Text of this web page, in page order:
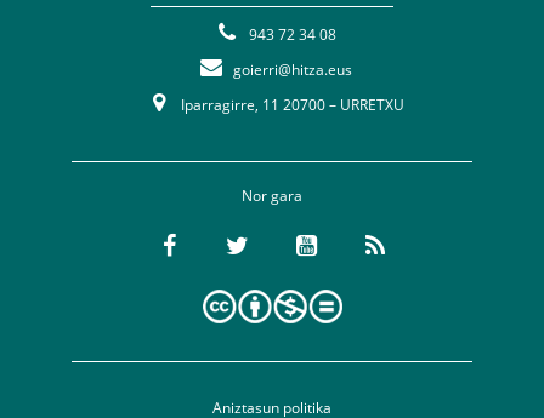
943 72 34 08
goierri@hitza.eus
Iparragirre, 11 20700 – URRETXU
Nor gara
Aniztasun politika